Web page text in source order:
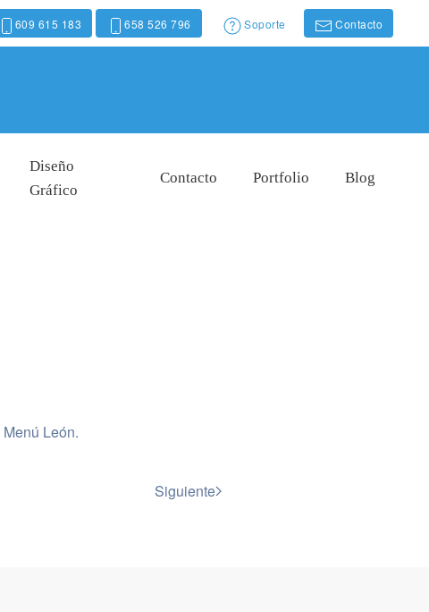
609 615 183 658 526 796 Soporte Contacto
Diseño
Gráfico
Contacto Portfolio Blog
Menú León.
Siguiente